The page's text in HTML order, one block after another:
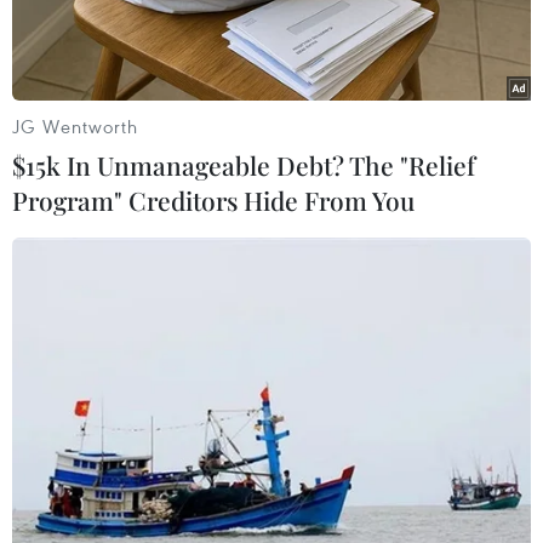
Đề thi môn Vật lý. (Ảnh: PV/Vietnam+)
Sáng nay, thí sinh đã hoàn thành các môn thi tự
chọn trong Kỳ thi Tốt nghiệp Trung học phổ
thông năm 2026.
JG Wentworth
$15k In Unmanageable Debt? The "Relief
Program" Creditors Hide From You